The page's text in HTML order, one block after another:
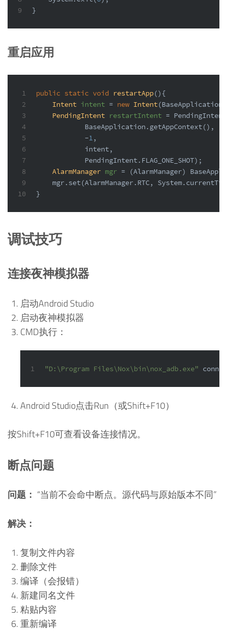
9
}
重启应用
1
2
3
4
5
6
7
8
9
10
public static void restartApp(){
Intent intent = new Intent
PendingIntent restartIntent =
            BaseApplication.getAppContext(),
            -
1,
            intent,
            PendingIntent.FLAG_ONE_SHOT);
AlarmManager mgr = (AlarmManager)
mgr.set(AlarmManager.RTC,
}
调试技巧
连接夜神模拟器
启动Android Studio
启动夜神模拟器
CMD执行：
1 "D:\Program Files\Nox\bin\nox_adb.exe"
Android Studio点击Run（或Shift+F10）
按Shift+F10可查看设备连接情况。
断点问题
问题： “当前不会命中断点。源代码与原始版本不同”
解决：
复制文件内容
删除文件
编译（会报错）
新建同名文件
粘贴内容
重新编译